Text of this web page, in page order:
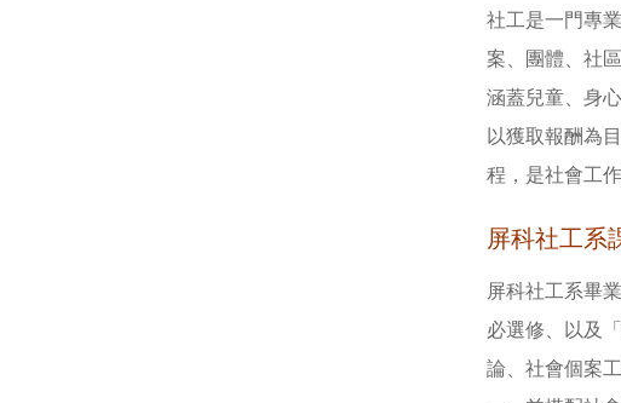
社工是一門專
案、團體、社
涵蓋兒童、身
以獲取報酬為
程，是社會工
屏科社工系
屏科社工系畢
必選修、以及
論、社會個案